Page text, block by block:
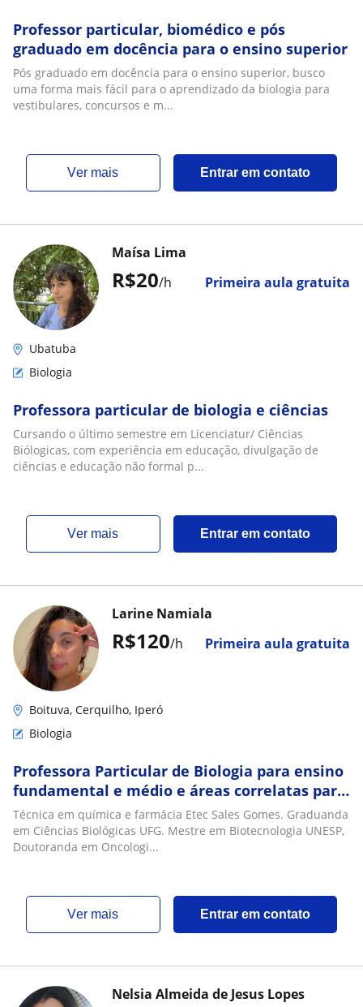
Professor particular, biomédico e pós
graduado em docência para o ensino superior
Pós graduado em docência para o ensino superior, busco
uma forma mais fácil para o aprendizado da biologia para
vestibulares, concursos e m...
ver mais Entrar em contato
R$20/h Primeira aula gratuita
Maísa Lima
Ubatuba
Biologia
Professora particular de biologia e ciências
Cursando o último semestre em Licenciatur/ Ciências
Biólogicas, com experiência em educação, divulgação de
ciências e educação não formal p...
ver mais Entrar em contato
R$120/h Primeira aula gratuita
Larine Namiala
Boituva, Cerquilho, Iperó
Biologia
Professora Particular de Biologia para ensino
fundamental e médio e áreas correlatas para
graduandos e pós-graduandos
Técnica em química e farmácia Etec Sales Gomes. Graduanda
em Ciências Biológicas UFG. Mestre em Biotecnologia UNESP,
Doutoranda em Oncologi...
ver mais Entrar em contato
Nelsia Almeida de Jesus Lopes